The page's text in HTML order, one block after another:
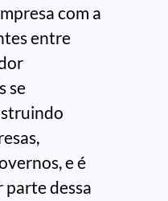
com a
entre
se
e é
parte dessa